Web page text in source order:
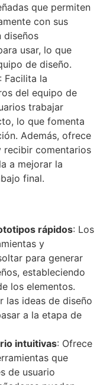
que permiten
con sus
diseños
usar, lo que
de diseño.
: Facilita la
del equipo de
trabajar
lo que fomenta
Además, ofrece
recibir comentarios
a mejorar la
final.
rápidos: Los
y
para generar
estableciendo
los elementos.
las ideas de diseño
a la etapa de
intuitivas: Ofrece
que
de usuario